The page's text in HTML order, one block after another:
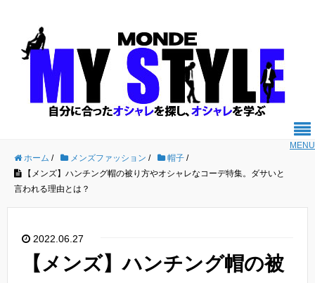
MENU
ホーム / メンズファッション / 帽子 /
【メンズ】ハンチング帽の被り方やオシャレなコーデ特集。ダサいと
言われる理由とは？
2022.06.27
【メンズ】ハンチング帽の被